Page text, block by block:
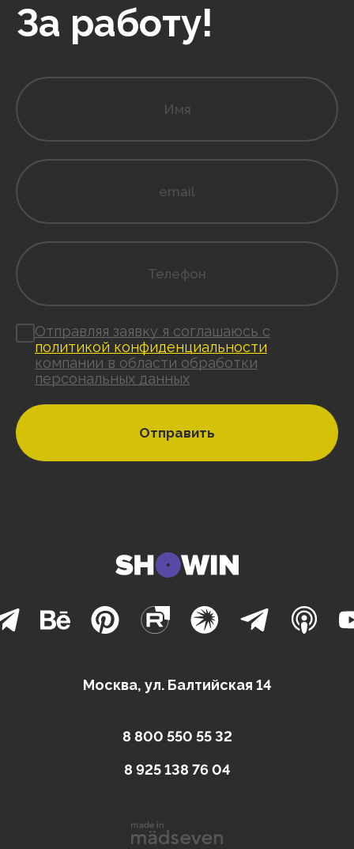
За работу!
Отправляя заявку я соглашаюсь с
политикой конфиденциальности
компании в области обработки
персональных данных
Отправить
Москва, ул. Балтийская 14
8 800 550 55 32
8 925 138 76 04